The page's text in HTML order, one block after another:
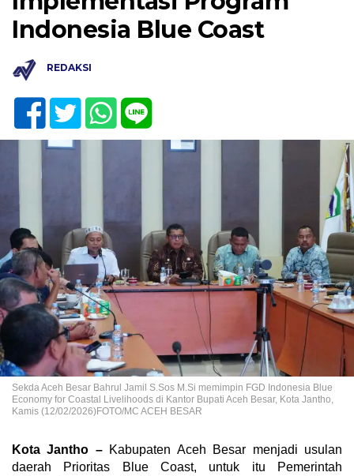
Indonesia Blue Coast
REDAKSI
Sekda Aceh Besar Bahrul Jamil S.Sos M.Si memimpin FGD Indonesia Blue
Economy for Coastal Livelihoods di Kantor Bupati Aceh Besar, Kota Jantho,
Kamis (12/02/2026)FOTO/MC ACEH BESAR
Kota Jantho –Kabupaten Aceh Besar menjadi usulan
daerah Prioritas Blue Coast, untuk itu Pemerintah